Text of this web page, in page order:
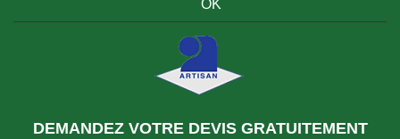
DEMANDEZ VOTRE DEVIS GRATUITEMENT